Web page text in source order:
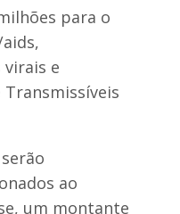
para o
e
Transmissíveis
ao
um montante